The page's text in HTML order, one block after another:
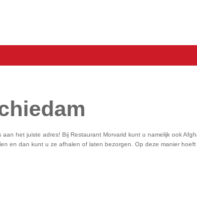
het juiste adres! Bij Restaurant Morvarid kunt u namelijk ook
en dan kunt u ze afhalen of laten bezorgen. Op deze manier